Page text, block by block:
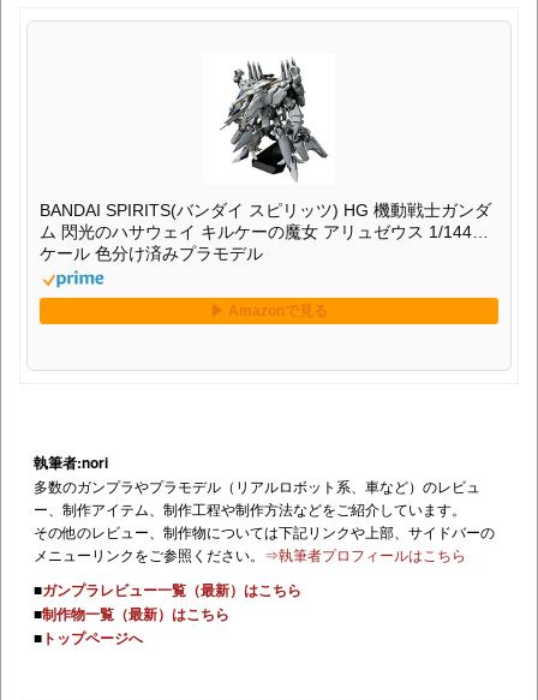
BANDAI SPIRITS(バンダイ スピリッツ) HG 機動戦士ガンダ
ム 閃光のハサウェイ キルケーの魔女 アリュゼウス 1/144ス
ケール 色分け済みプラモデル
執筆者:nori
多数のガンプラやプラモデル（リアルロボット系、車など）のレビュ
ー、制作アイテム、制作工程や制作方法などをご紹介しています。
その他のレビュー、制作物については下記リンクや上部、サイドバーの
メニューリンクをご参照ください。 ⇒執筆者プロフィールはこちら
■ガンプラレビュー一覧（最新）はこちら
■制作物一覧（最新）はこちら
■ トップページへ